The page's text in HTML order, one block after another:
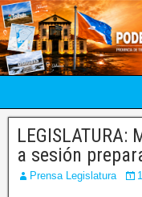
a sesión
Prensa Legislatura